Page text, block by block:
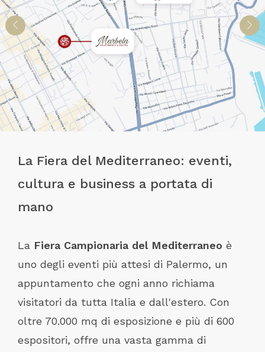
La Fiera del Mediterraneo: eventi,
cultura e business a portata di
mano
La Fiera Campionaria del Mediterraneo è
uno degli eventi più attesi di Palermo, un
appuntamento che ogni anno richiama
visitatori da tutta Italia e dall'estero. Con
oltre 70.000 mq di esposizione e più di 600
espositori, offre una vasta gamma di